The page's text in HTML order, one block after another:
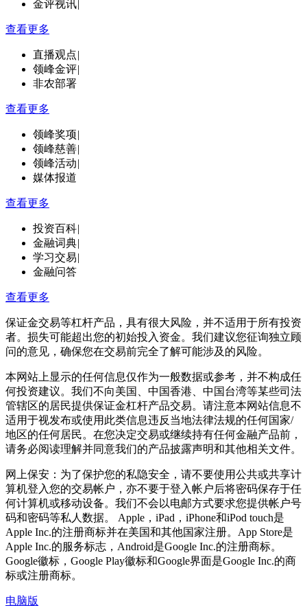
金评视讯|
查看更多
直播观点|
领峰金评|
非农部署
查看更多
领峰奖项|
领峰慈善|
领峰活动|
媒体报道
查看更多
投资百科|
金融词典|
学习交易|
金融问答
查看更多
保证金交易等杠杆产品，具有很大风险，并不适用于所有投资
者。损失可能超出您的初始投入资金。我们建议您征询独立顾
问的意见，确保您在交易前完全了解可能涉及的风险。
本网站上显示的任何信息仅作为一般数据或参考，并不构成任
何投资建议。我们不向美国、中国香港、中国台湾等某些司法
管辖区的居民提供保证金杠杆产品交易。请注意本网站信息不
适用于视发布或使用此类信息违反当地法律法规的任何国家/
地区的任何居民。在您决定交易或继续持有任何金融产品前，
请务必阅读理解并同意我们的产品披露声明和其他相关文件。
网上保安：为了保护您的私隐安全，请不要使用公共或共享计
算机登入您的交易帐户，亦不要于登入帐户后将密码保存于任
何计算机或移动设备。我们不会以电邮方式要求您提供帐户号
码和密码等私人数据。 Apple，iPad，iPhone和iPod touch是
Apple Inc.的注册商标并在美国和其他国家注册。App Store是
Apple Inc.的服务标志，Android是Google Inc.的注册商标。
Google徽标，Google Play徽标和Google界面是Google Inc.的商
标或注册商标。
电脑版